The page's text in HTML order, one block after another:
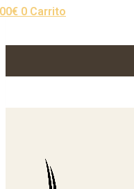
€ 0 Carrito